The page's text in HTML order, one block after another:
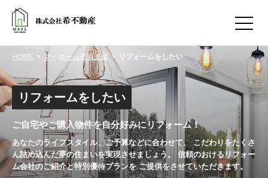
HOME マイホーム売買支援 リフォームをしたい
リフォームをしたい
ご自宅やご購入物件を自分好みにリフォーム！
あなたのライフスタイル、ご予算などに合わせて、 こだわりをたくさ
ん詰め込んだ夢の住まいを実現させましょう。
信頼のおけるリフォー
ム会社のご紹介と特別優待プランを ご提供をさせていただきます。
希不動産